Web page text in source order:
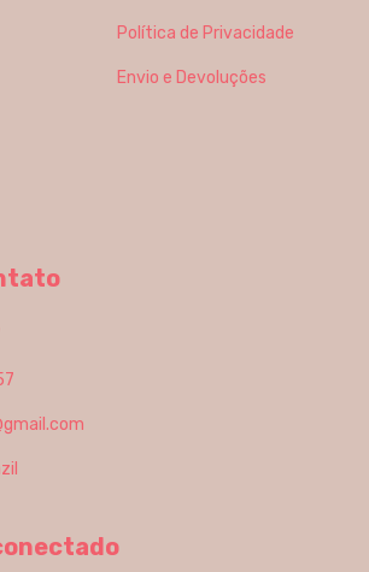
Política de Privacidade
Envio e Devoluções